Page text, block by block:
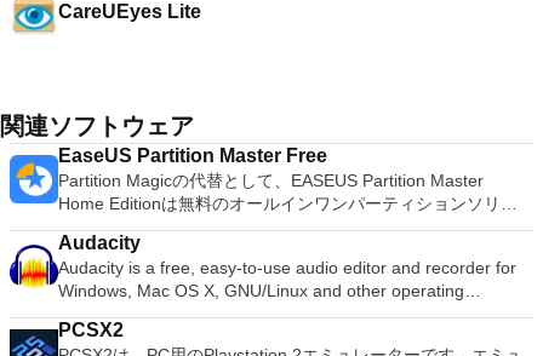
CareUEyes Lite
関連ソフトウェア
EaseUS Partition Master Free
Partition Magicの代替として、EASEUS Partition Master
Home Editionは無料のオールインワンパーティションソリュ
ーションおよびディスク管理ユーティリティです。パーティシ
ョンの拡張（特にシステムドライブ用）、ディスク領域の管
理、MBRおよびGUIDパーティションテーブル（GPT）ディス
クのディスク領域不足の問題の解決を可能にします。 パーテ
ィションのサイズ変更/移動システムドライブを拡張するディ
スクとパーティションをコピーパーティションをマージ分割パ
Audacity
Audacity is a free, easy-to-use audio editor and recorder for
Windows, Mac OS X, GNU/Linux and other operating
systems. You can use Audacity to: Record live audio. Convert
tapes and records into digital recordings or CDs. Edit Ogg
PCSX2